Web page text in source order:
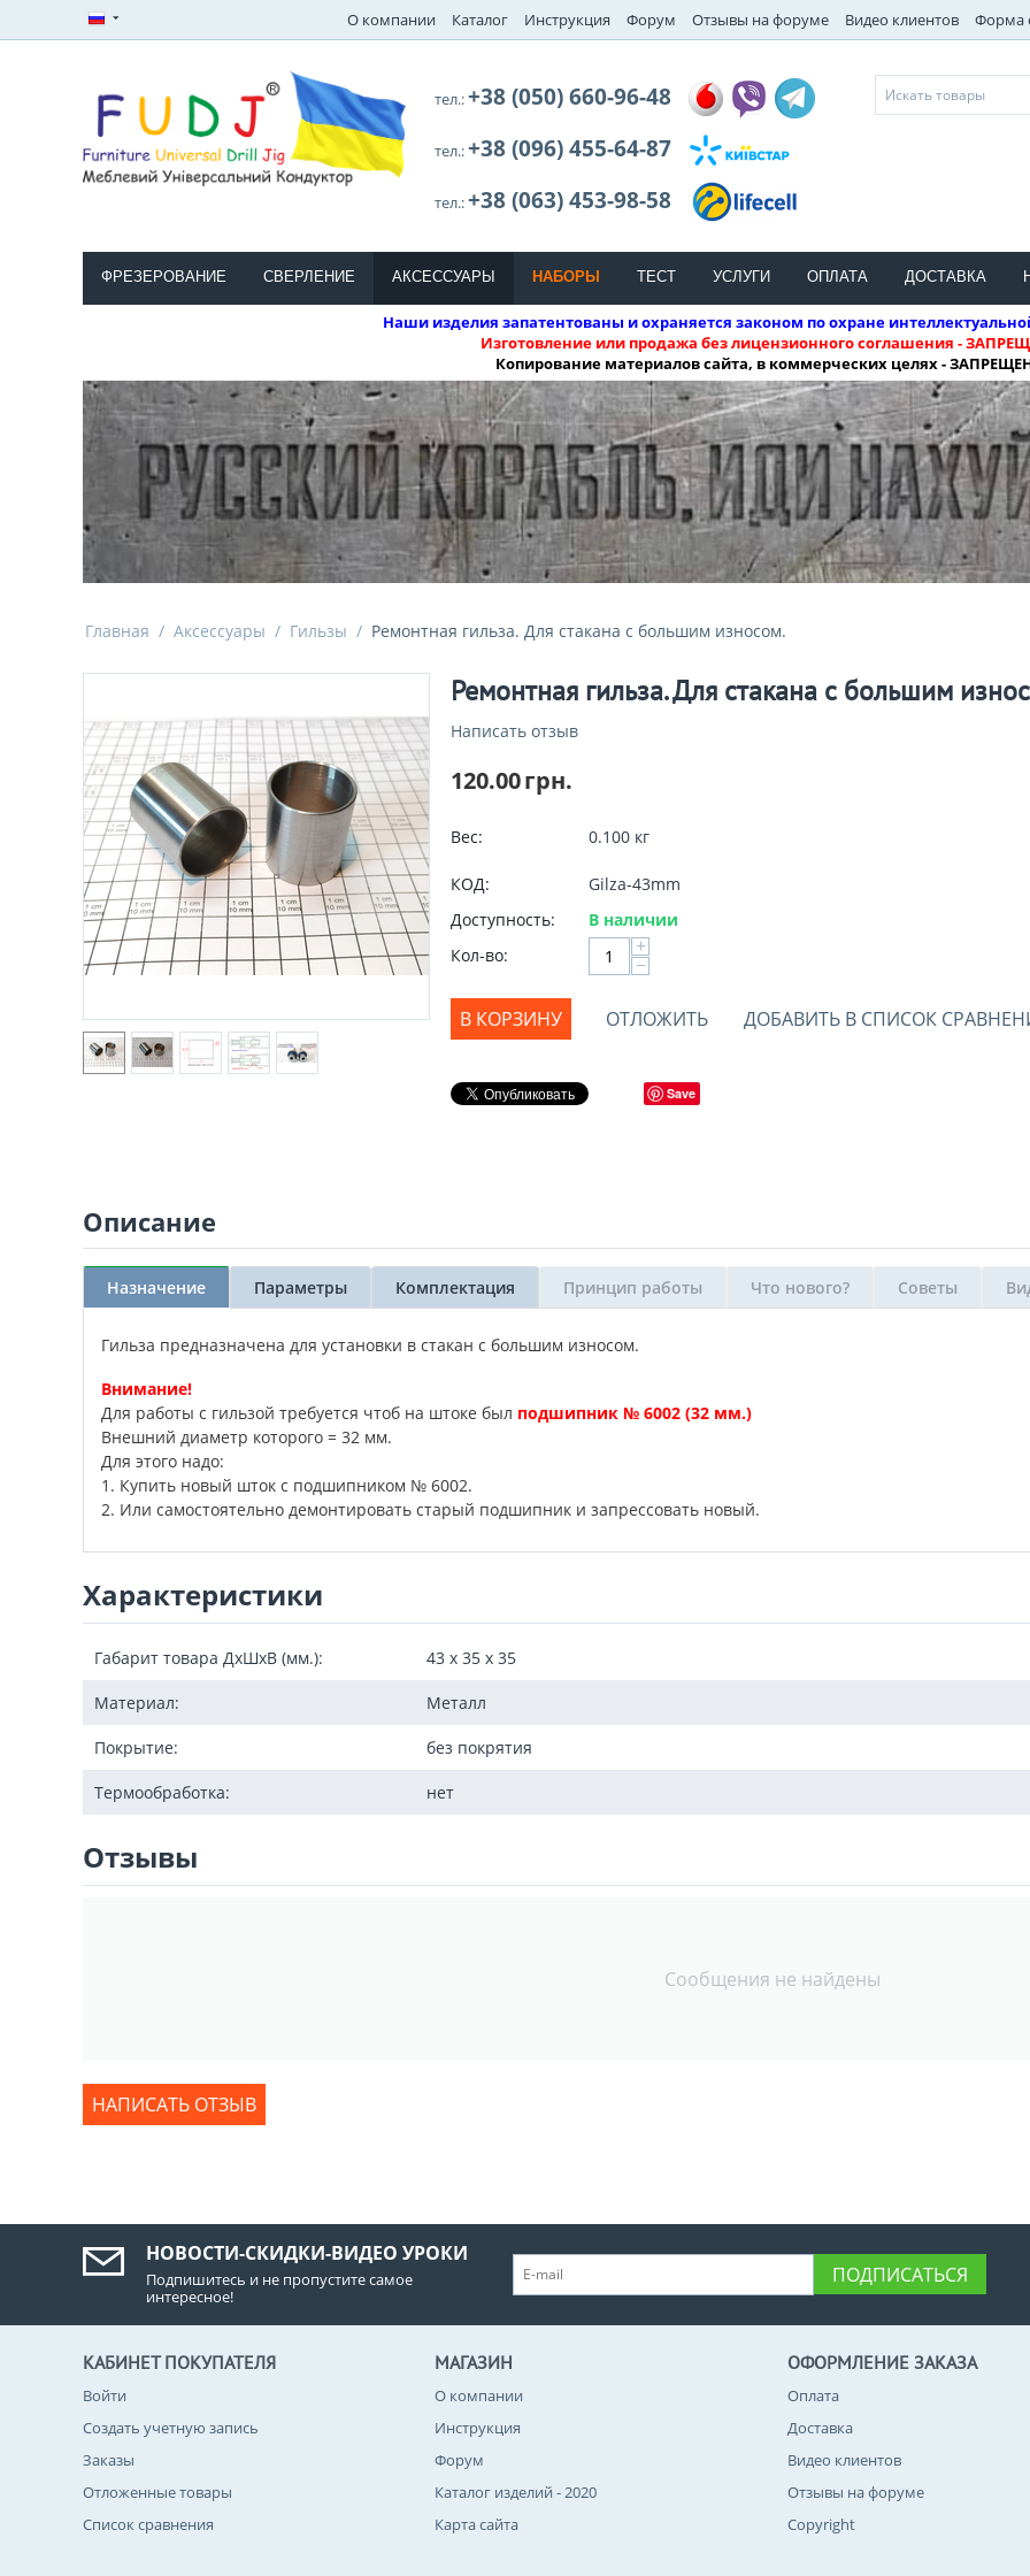
О компании Каталог Инструкция Форум Отзывы на форуме Видео клиентов Форма
тел.:+38 (050) 660-96-48
тел.:+38 (096) 455-64-87
тел.:+38 (063) 453-98-58
ФРЕЗЕРОВАНИЕ СВЕРЛЕНИЕ АКСЕССУАРЫ НАБОРЫ ТЕСТ УСЛУГИ ОПЛАТА ДОСТАВКА
Наши изделия запатентованы и охраняется законом по охране
Изготовление или продажа без лицензионного соглашения -
Копирование материалов сайта, в коммерческих целях -
Главная / Аксессуары / Гильзы / Ремонтная гильза. Для стакана с большим износом.
Ремонтная гильза. Для стакана с большим
Написать отзыв
120.00грн.
Вес: 0.100 кг
КОД:
Gilza-43mm
Доступность:
В наличии
Кол-во:
+
−
В КОРЗИНУ ОТЛОЖИТЬ ДОБАВИТЬ В СПИСОК
Save
Описание
Назначение Параметры Комплектация Принцип работы Что нового? Советы
Гильза предназначена для установки в стакан с большим износом.
Внимание!
Для работы с гильзой требуется чтоб на штоке был подшипник № 6002 (32 мм.)
Внешний диаметр которого = 32 мм.
Для этого надо:
1. Купить новый шток с подшипником № 6002.
2. Или самостоятельно демонтировать старый подшипник и запрессовать новый.
Характеристики
Габарит товара ДxШxВ (мм.): 43 х 35 х 35
Материал: Металл
Покрытие: без покрятия
Термообработка: нет
Отзывы
Сообщения не найдены
НАПИСАТЬ ОТЗЫВ
НОВОСТИ-СКИДКИ-ВИДЕО УРОКИ
Подпишитесь и не пропустите самое
интересное!
ПОДПИСАТЬСЯ
КАБИНЕТ ПОКУПАТЕЛЯ
Войти
Создать учетную запись
Заказы
Отложенные товары
Список сравнения
МАГАЗИН
О компании
Инструкция
Форум
Каталог изделий - 2020
Карта сайта
ОФОРМЛЕНИЕ ЗАКАЗА
Оплата
Доставка
Видео клиентов
Отзывы на форуме
Copyright